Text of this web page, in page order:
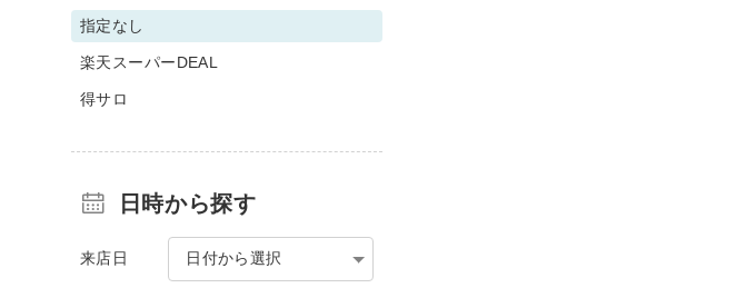
指定なし
楽天スーパーDEAL
得サロ
日時から探す
来店日 日付から選択